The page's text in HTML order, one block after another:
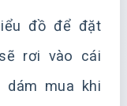
đồ để đặt
rơi vào cái
mua khi